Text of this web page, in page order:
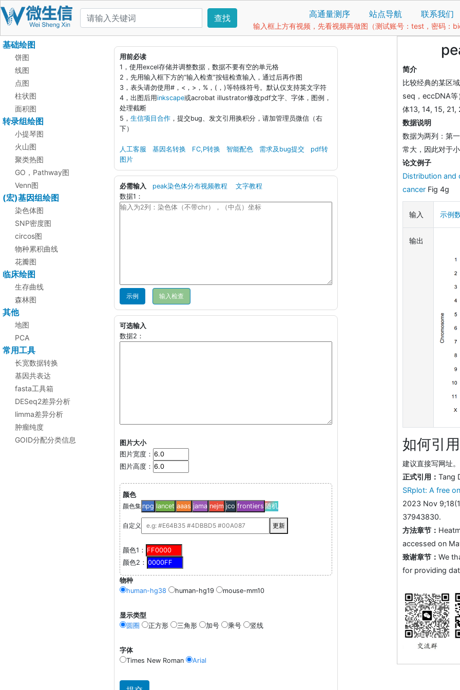
查找 高通量测序 站点导航 联系我们
输入框上方有视频，先看视频再做图（测试账号：test，密码：
基础绘图
饼图
线图
点图
柱状图
面积图
转录组绘图
小提琴图
火山图
聚类热图
GO，Pathway图
Venn图
(宏)基因组绘图
染色体图
SNP密度图
circos图
物种累积曲线
花瓣图
临床绘图
生存曲线
森林图
其他
地图
PCA
常用工具
长宽数据转换
基因共表达
fasta工具箱
DESeq2差异分析
limma差异分析
肿瘤纯度
GOID分配分类信息
用前必读
1，使用excel存储并调整数据，数据不要有空的单元格
2，先用输入框下方的“输入检查”按钮检查输入，通过后再作图
3，表头请勿使用#，<，>，%，(，)等特殊符号。默认仅支持英文字符
4，出图后用inkscape或acrobat illustrator修改pdf文字、字体，图例，
处理截断
5， 生信项目合作，提交bug、发文引用换积分，请加管理员微信（右
下）
人工客服 基因名转换 FC,P转换 智能配色 需求及bug提交
pdf转
图片
必需输入 peak染色体分布视频教程
文字教程
数据1：
示例
可选输入
数据2：
图片大小
图片宽度：
图片高度：
颜色
颜色集 npg lancet aaas jama nejm jco frontiers 随机
自定义 更新
颜色1：
颜色2：
物种
human-hg38
human-hg19 mouse-mm10
显示类型
圆圈
正方形 三角形 加号 乘号 竖线
字体
Times New Roman
Arial
简介
比较经典的某区域
seq，eccDNA等
体13, 14, 15, 21,
数据说明
数据为两列：第
常大，因此对于
论文例子
Distribution and
cancerFig 4g
输入 示例
输出
如何引
建议直接写网址
正式引用： Tang
SRplot: A free
2023 Nov
37943830.
方法章节：
accessed on
致谢章节： We
for providing